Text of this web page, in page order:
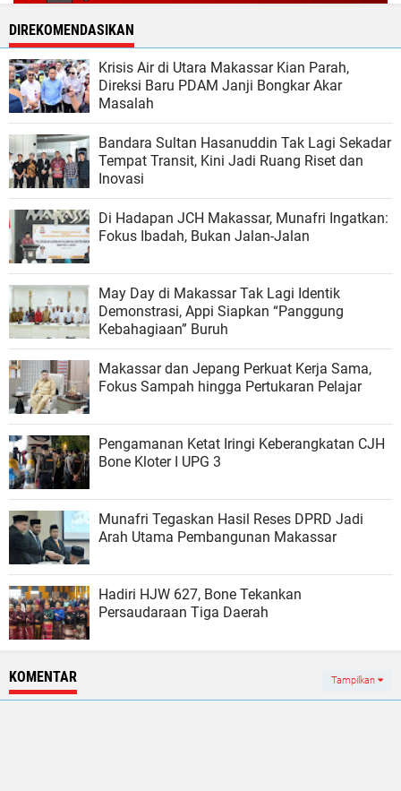
DIREKOMENDASIKAN
Krisis Air di Utara Makassar Kian Parah,
Direksi Baru PDAM Janji Bongkar Akar
Masalah
Bandara Sultan Hasanuddin Tak Lagi Sekadar
Tempat Transit, Kini Jadi Ruang Riset dan
Inovasi
Di Hadapan JCH Makassar, Munafri Ingatkan:
Fokus Ibadah, Bukan Jalan-Jalan
May Day di Makassar Tak Lagi Identik
Demonstrasi, Appi Siapkan “Panggung
Kebahagiaan” Buruh
Makassar dan Jepang Perkuat Kerja Sama,
Fokus Sampah hingga Pertukaran Pelajar
Pengamanan Ketat Iringi Keberangkatan CJH
Bone Kloter I UPG 3
Munafri Tegaskan Hasil Reses DPRD Jadi
Arah Utama Pembangunan Makassar
Hadiri HJW 627, Bone Tekankan
Persaudaraan Tiga Daerah
KOMENTAR Tampilkan